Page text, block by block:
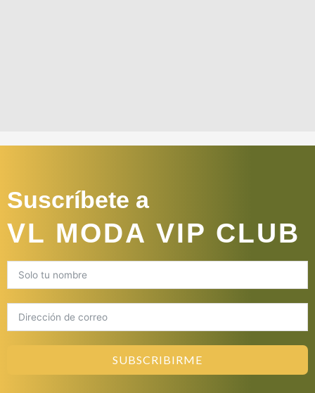
Suscríbete a
VL MODA VIP CLUB
SUBSCRIBIRME